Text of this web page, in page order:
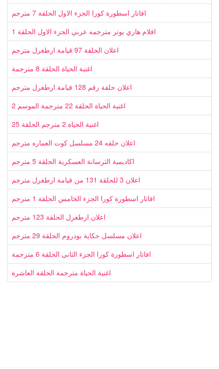
افاتار اسطورة كورا الجزء الاول الحلقة 7 مترجم
افلام هاري بوتر مترجمه عربي الجزء الاول الحلقة 1
اعلان الحلقة 97 قيامة ارطغرل مترجم
اغنية الحياة الحلقة 8 مترجمة
اعلان حلقة رقم 128 قيامة ارطغرل مترجم
اغنية الحياة الحلقة 22 مترجمة الموسم 2
اغنية الحياة 2 مترجم الحلقة 25
اعلان حلقه 24 مسلسل كوت العماره مترجم
اكاديمية الترسانة العسكرية الحلقة 5 مترجم
اعلان 3 للحلقة 131 من قيامة ارطغرل مترجم
افاتار اسطورة كورا الجزء الخامس الحلقة 1 مترجم
اعلان ارطغرل الحلقة 123 مترجم
اعلان مسلسل حكاية بودروم الحلقة 29 مترجم
افاتار اسطورة كورا الجزء الثاني الحلقة 6 مترجمة
اغنية الحياة مترجمة الحلقة العاشرة